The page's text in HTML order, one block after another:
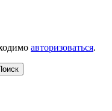
авторизоваться.